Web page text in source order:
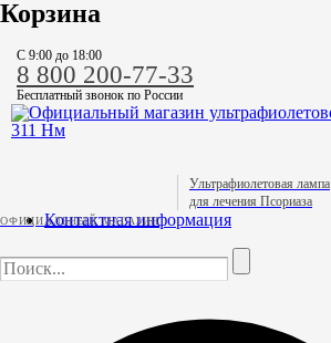
Корзина
C 9:00 до 18:00
8 800 200-77-33
Бесплатный звонок по России
ОФИЦИАЛЬНЫЙ МАГАЗИН
Ультрафиолетовая лампа
для лечения Псориаза
Контактная информация